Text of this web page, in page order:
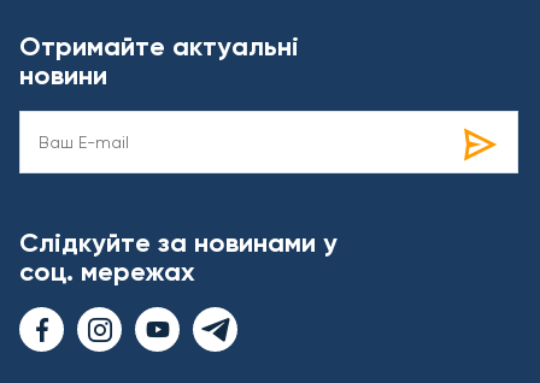
Отримайте актуальні
новини
Слідкуйте за новинами у
соц. мережах